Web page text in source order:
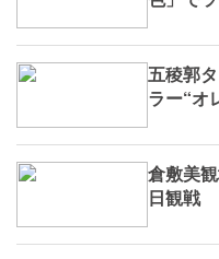
五稜郭
ラー“オ
倉敷美
日観戦